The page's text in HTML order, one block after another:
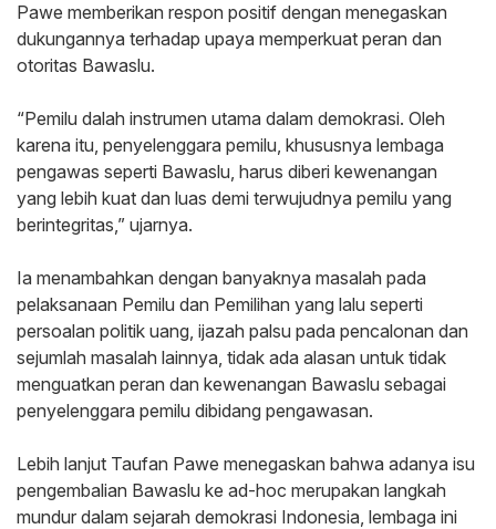
Pawe memberikan respon positif dengan menegaskan
dukungannya terhadap upaya memperkuat peran dan
otoritas Bawaslu.
‎“Pemilu dalah instrumen utama dalam demokrasi. Oleh
karena itu, penyelenggara pemilu, khususnya lembaga
pengawas seperti Bawaslu, harus diberi kewenangan
yang lebih kuat dan luas demi terwujudnya pemilu yang
berintegritas,” ujarnya.
‎Ia menambahkan dengan banyaknya masalah pada
pelaksanaan Pemilu dan Pemilihan yang lalu seperti
persoalan politik uang, ijazah palsu pada pencalonan dan
sejumlah masalah lainnya, tidak ada alasan untuk tidak
menguatkan peran dan kewenangan Bawaslu sebagai
penyelenggara pemilu dibidang pengawasan.
‎Lebih lanjut Taufan Pawe menegaskan bahwa adanya isu
pengembalian Bawaslu ke ad-hoc merupakan langkah
mundur dalam sejarah demokrasi Indonesia, lembaga ini